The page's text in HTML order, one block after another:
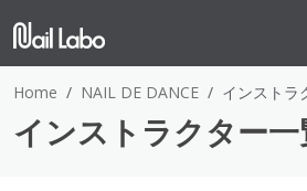
Home NAIL DE DANCE インストラ
インストラクター一